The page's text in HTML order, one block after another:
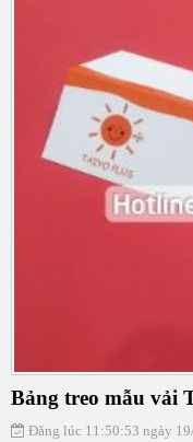
Bảng treo mẫu vải
Đăng lúc 11:50:53 ngày